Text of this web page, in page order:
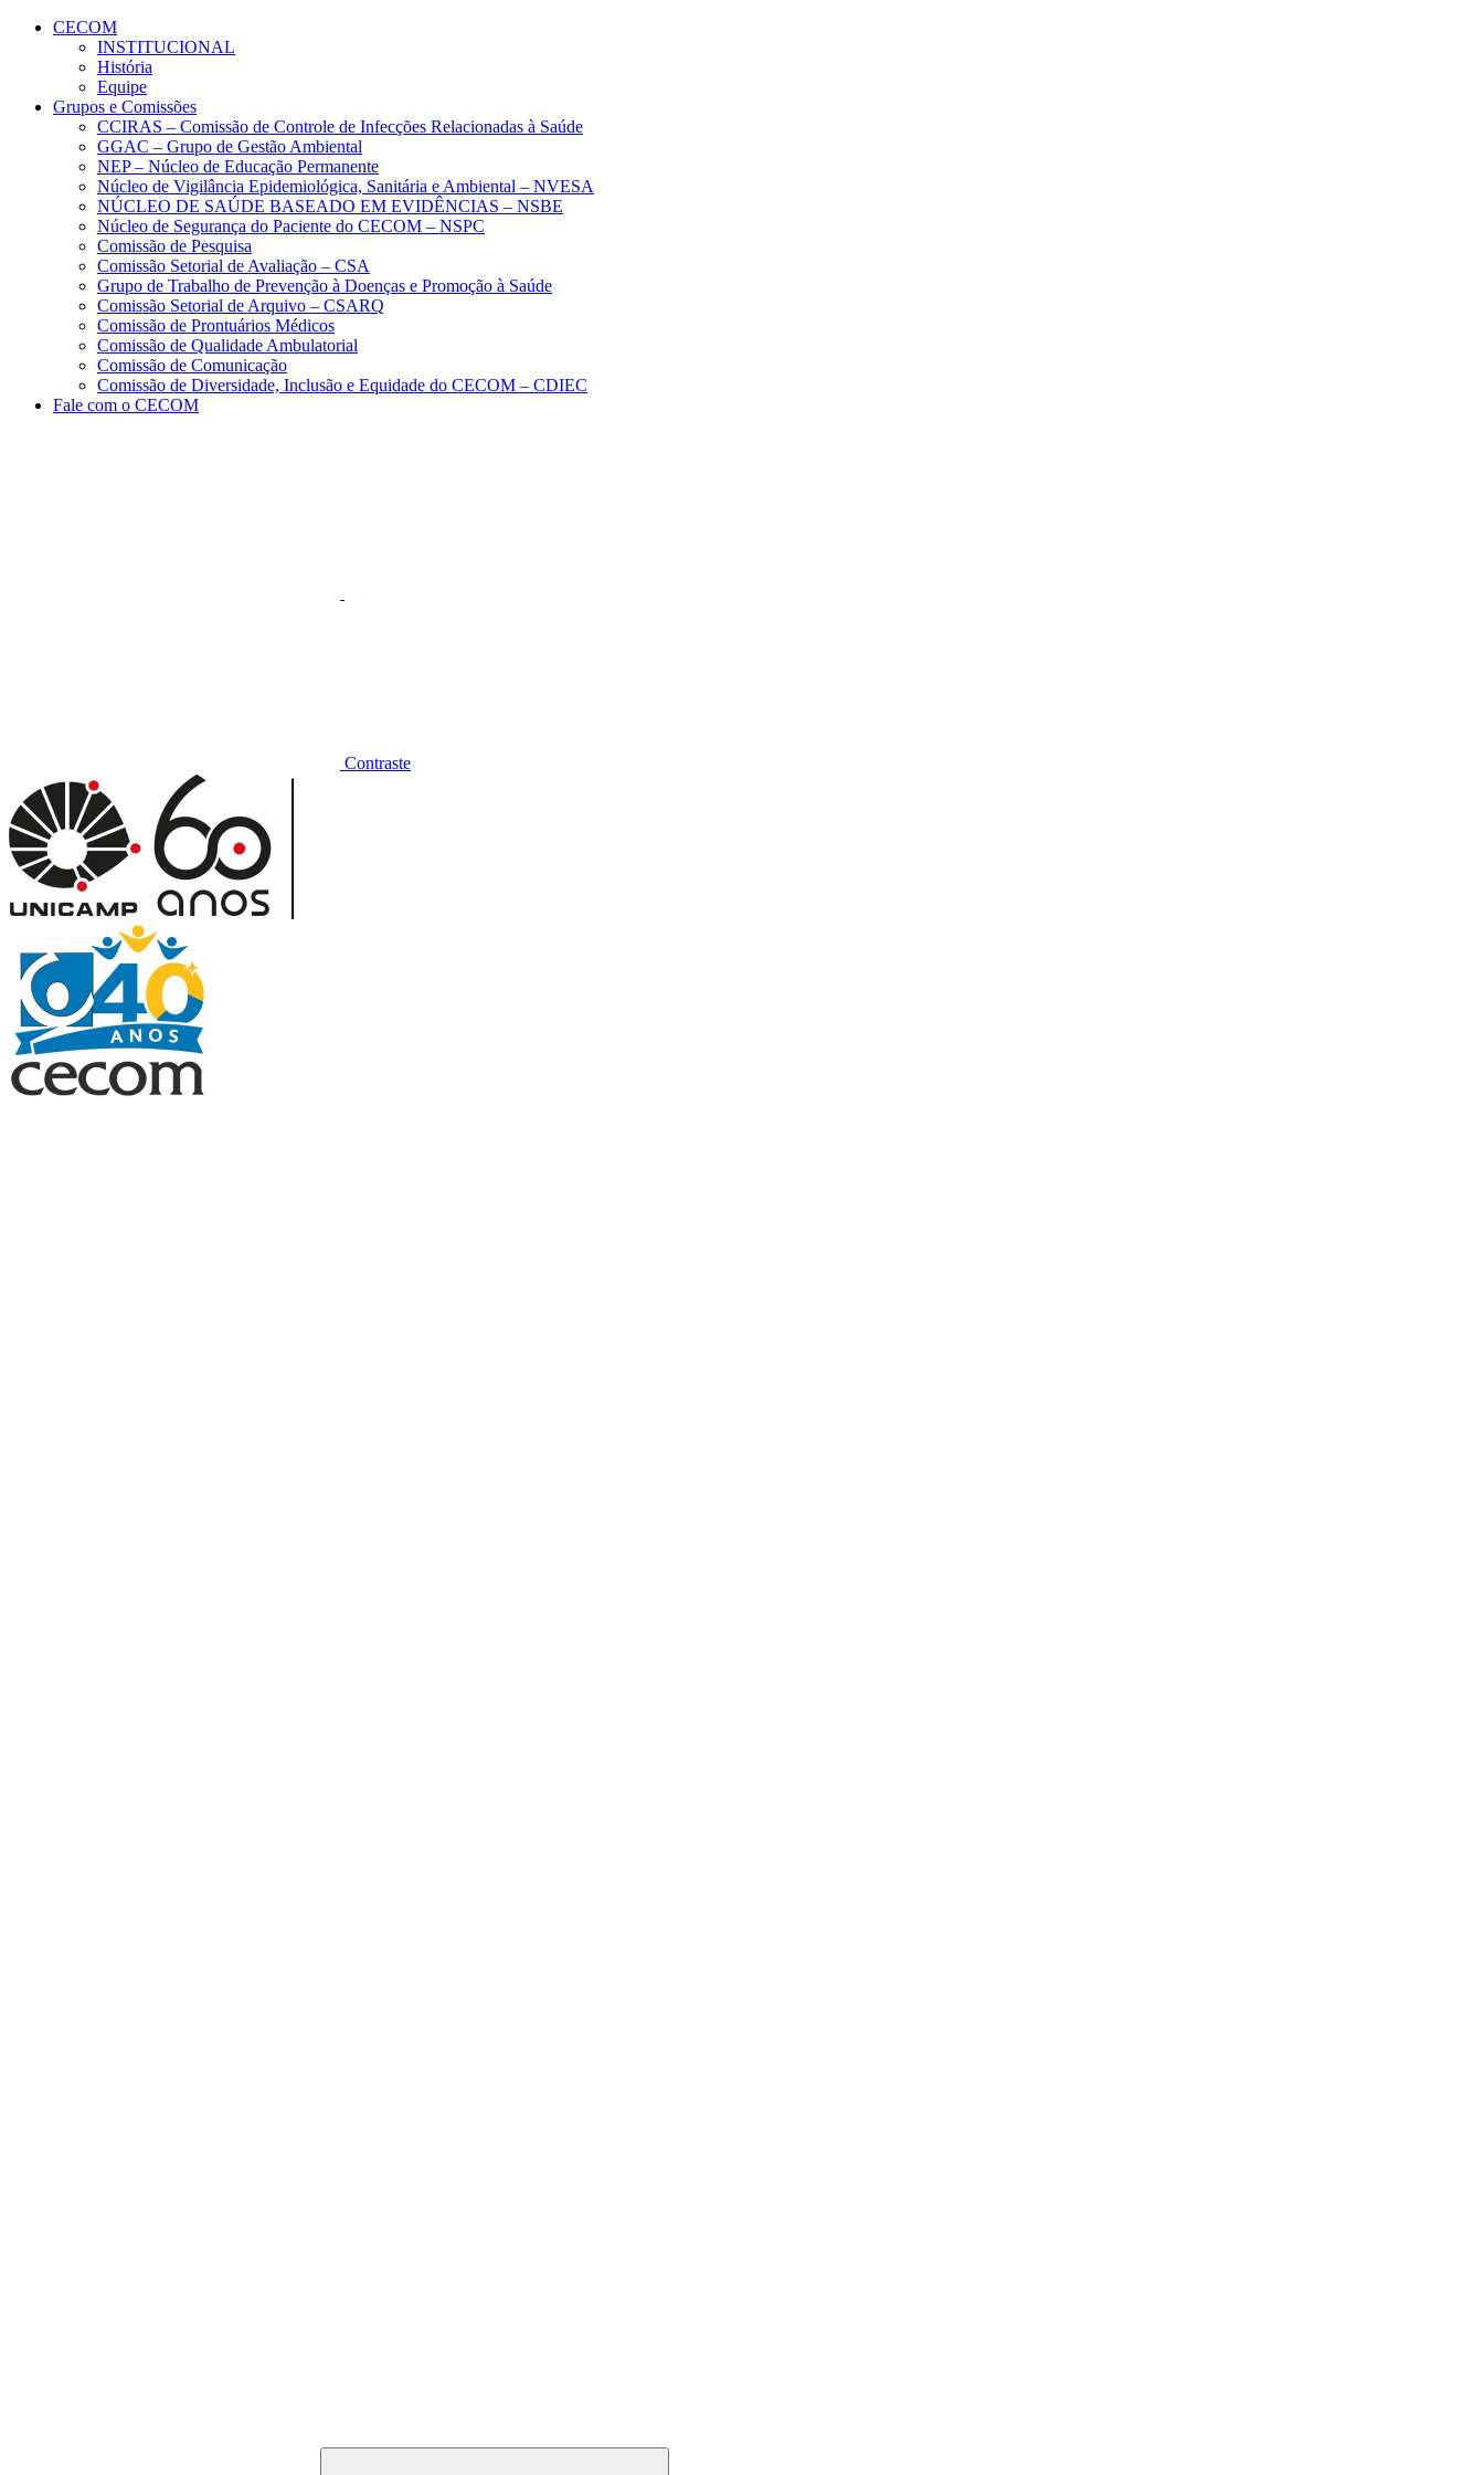
Conteúdo principal
CECOM
INSTITUCIONAL
História
Equipe
Grupos e Comissões
CCIRAS – Comissão de Controle de Infecções Relacionadas à Saúde
GGAC – Grupo de Gestão Ambiental
NEP – Núcleo de Educação Permanente
Núcleo de Vigilância Epidemiológica, Sanitária e Ambiental – NVESA
NÚCLEO DE SAÚDE BASEADO EM EVIDÊNCIAS – NSBE
Núcleo de Segurança do Paciente do CECOM – NSPC
Comissão de Pesquisa
Comissão Setorial de Avaliação – CSA
Grupo de Trabalho de Prevenção à Doenças e Promoção à Saúde
Comissão Setorial de Arquivo – CSARQ
Comissão de Prontuários Médicos
Comissão de Qualidade Ambulatorial
Comissão de Comunicação
Comissão de Diversidade, Inclusão e Equidade do CECOM – CDIEC
Fale com o CECOM
Contraste